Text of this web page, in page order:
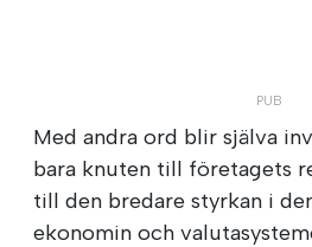
Med andra ord blir själva
bara knuten till företagets
till den bredare styrkan i
ekonomin och